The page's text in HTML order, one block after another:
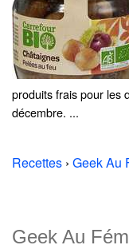
produits frais pour les
décembre. ...
Recettes › Geek Au
Geek Au